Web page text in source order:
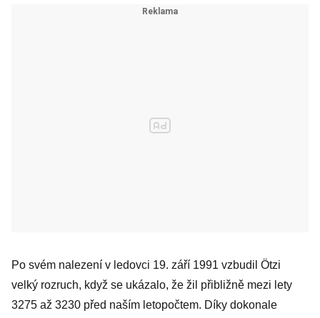
Po svém nalezení v ledovci 19. září 1991 vzbudil Ötzi
velký rozruch, když se ukázalo, že žil přibližně mezi lety
3275 až 3230 před naším letopočtem. Díky dokonale